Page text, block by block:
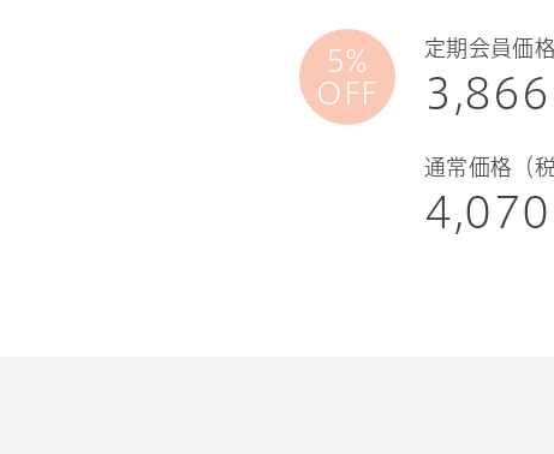
5%
OFF
定期会員価
3,866
通常価格（
4,070